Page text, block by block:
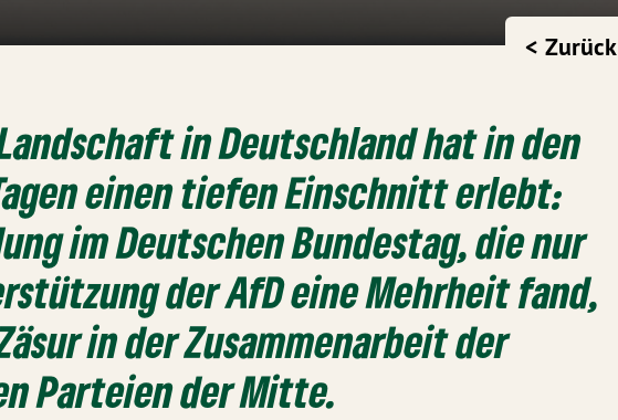
< Zurück
in Deutschland hat in den
einen tiefen Einschnitt erlebt:
im Deutschen Bundestag, die nur
der AfD eine Mehrheit fand,
in der Zusammenarbeit der
Parteien der Mitte.